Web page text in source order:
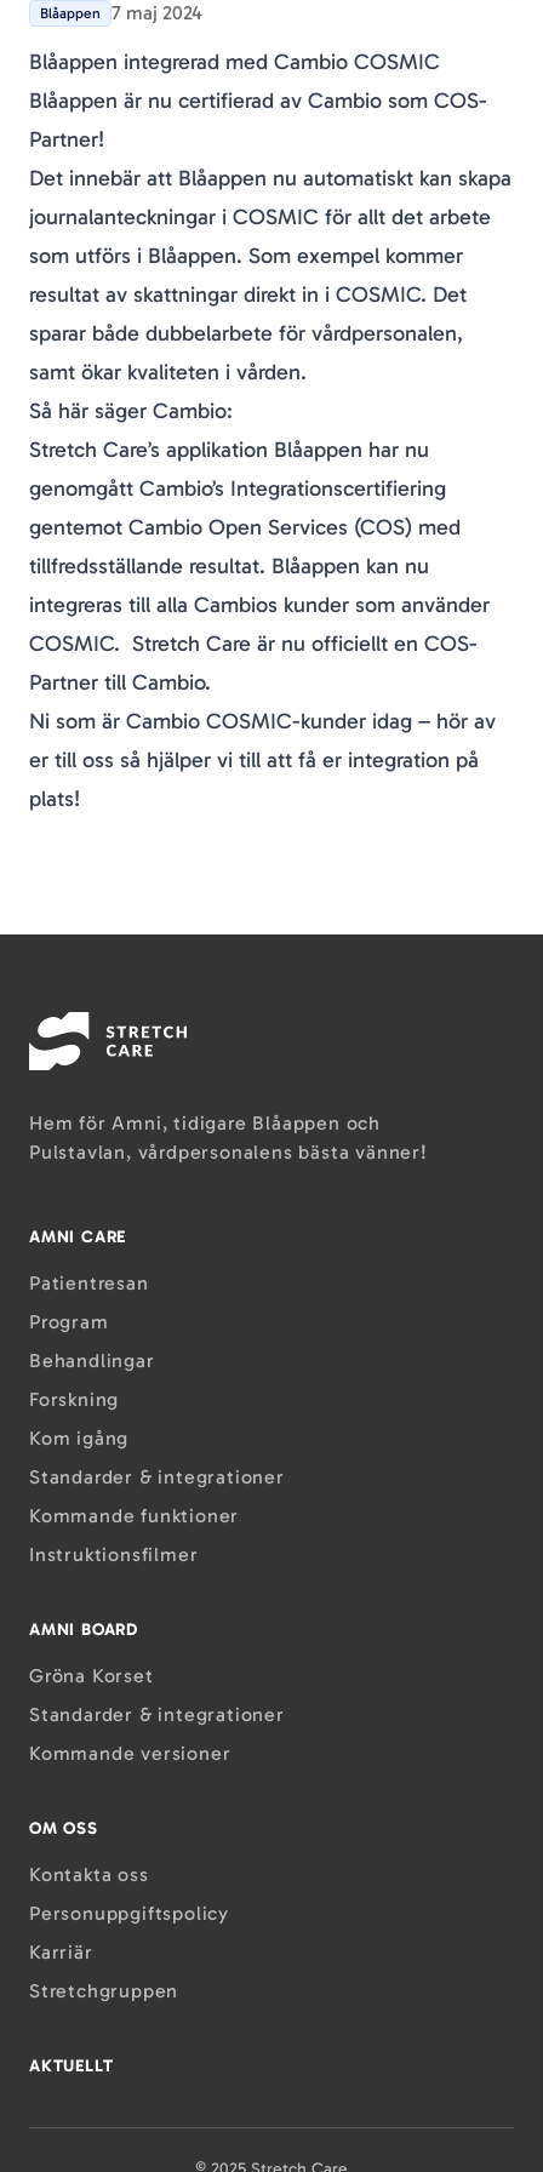
Blåappen 7 maj 2024
Blåappen integrerad med Cambio COSMIC
Blåappen är nu certifierad av Cambio som COS-
Partner!
Det innebär att Blåappen nu automatiskt kan skapa
journalanteckningar i COSMIC för allt det arbete
som utförs i Blåappen. Som exempel kommer
resultat av skattningar direkt in i COSMIC. Det
sparar både dubbelarbete för vårdpersonalen,
samt ökar kvaliteten i vården.
Så här säger Cambio:
Stretch Care’s applikation Blåappen har nu
genomgått Cambio’s Integrationscertifiering
gentemot Cambio Open Services (COS) med
tillfredsställande resultat. Blåappen kan nu
integreras till alla Cambios kunder som använder
COSMIC. Stretch Care är nu officiellt en COS-
Partner till Cambio.
Ni som är Cambio COSMIC-kunder idag – hör av
er till oss så hjälper vi till att få er integration på
plats!
Hem för Amni, tidigare Blåappen och
Pulstavlan, vårdpersonalens bästa vänner!
AMNI CARE
Patientresan
Program
Behandlingar
Forskning
Kom igång
Standarder & integrationer
Kommande funktioner
Instruktions­filmer
AMNI BOARD
Gröna Korset
Standarder & integrationer
Kommande versioner
OM OSS
Kontakta oss
Personuppgiftspolicy
Karriär
Stretchgruppen
AKTUELLT